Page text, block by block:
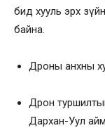
бид хууль эрх
байна.
Дроны анхны
Дрон
Дархан-Уул